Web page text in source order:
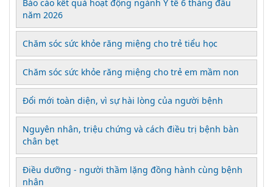
Báo cáo kết quả hoạt động ngành Y tế 6 tháng đầu
năm 2026
Chăm sóc sức khỏe răng miệng cho trẻ tiểu học
Chăm sóc sức khỏe răng miệng cho trẻ em mầm non
Đổi mới toàn diện, vì sự hài lòng của người bệnh
Nguyên nhân, triệu chứng và cách điều trị bệnh bàn
chân bẹt
Điều dưỡng - người thầm lặng đồng hành cùng bệnh
nhân